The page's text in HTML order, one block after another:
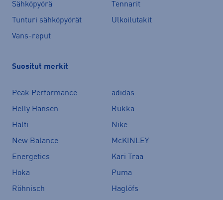
Sähköpyörä
Tennarit
Tunturi sähköpyörät
Ulkoilutakit
Vans-reput
Suositut merkit
Peak Performance
adidas
Helly Hansen
Rukka
Halti
Nike
New Balance
McKINLEY
Energetics
Kari Traa
Hoka
Puma
Röhnisch
Haglöfs